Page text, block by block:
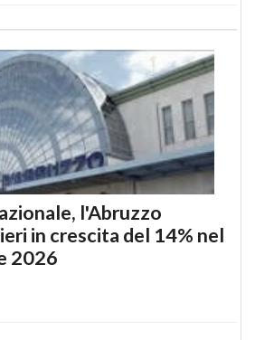
l'Abruzzo
in crescita del 14% nel
2026